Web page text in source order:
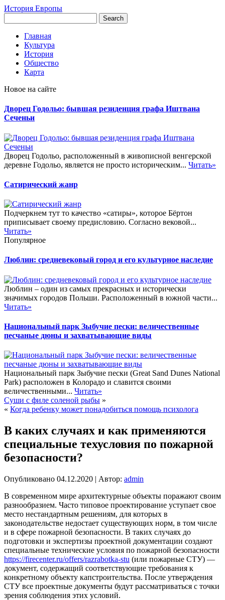
История Европы
Главная
Культура
История
Общество
Карта
Новое на сайте
Дворец Годольо: бывшая резиденция графа Иштвана
Сеченьи
Дворец Годольо, расположенный в живописной венгерской
деревне Годольо, является не просто историческим... Читать»
Сатирический жанр
Подчеркнем тут то качество «сатиры», которое Бёртон
приписывает своему предисловию. Согласно вековой...
Читать»
Популярное
Люблин: средневековый город и его культурное наследие
Люблин – один из самых прекрасных и исторически
значимых городов Польши. Расположенный в южной части...
Читать»
Национальный парк Зыбучие пески: величественные
песчаные дюны и захватывающие виды
Национальный парк Зыбучие пески (Great Sand Dunes National
Park) расположен в Колорадо и славится своими
величественными... Читать»
Суши с филе соленой рыбы »
« Когда ребенку может понадобиться помощь психолога
В каких случаях и как применяются
специальные техусловия по пожарной
безопасности?
Опубликовано 04.12.2020 | Автор: admin
В современном мире архитектурные объекты поражают своим
разнообразием. Часто типовое проектирование уступает свое
место нестандартным решениям, для которых в
законодательстве недостает существующих норм, в том числе
и в сфере пожарной безопасности. В таких случаях до
подготовки и экспертизы проектной документации создают
специальные технические условия по пожарной безопасности
https://firecenter.ru/offers/razrabotka-stu (или пожарные СТУ) —
документ, содержащий соответствующие требования к
конкретному объекту капстроительства. После утверждения
СТУ все проектные документы будут рассматриваться с точки
зрения соблюдения этих условий.